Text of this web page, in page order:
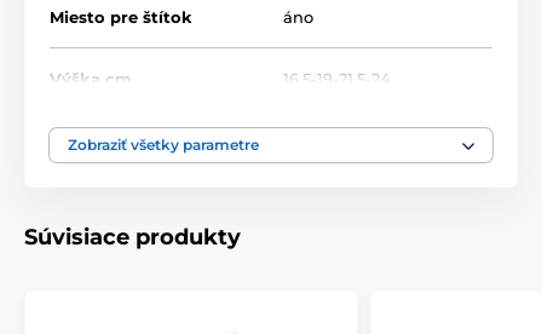
Miesto pre štítok áno
Výška cm 16.5-19-21.5-24
Motív
Zobraziť všetky parametre
Súvisiace produkty